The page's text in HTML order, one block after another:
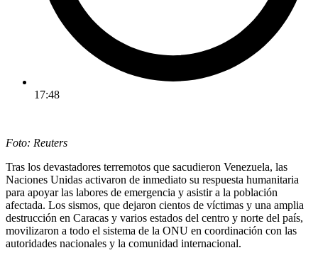
17:48
Foto: Reuters
Tras los devastadores terremotos que sacudieron Venezuela, las
Naciones Unidas activaron de inmediato su respuesta humanitaria
para apoyar las labores de emergencia y asistir a la población
afectada. Los sismos, que dejaron cientos de víctimas y una amplia
destrucción en Caracas y varios estados del centro y norte del país,
movilizaron a todo el sistema de la ONU en coordinación con las
autoridades nacionales y la comunidad internacional.